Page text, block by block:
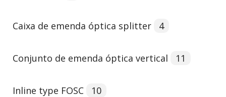
Caixa de emenda óptica splitter 4
Conjunto de emenda óptica vertical 11
Inline type FOSC 10